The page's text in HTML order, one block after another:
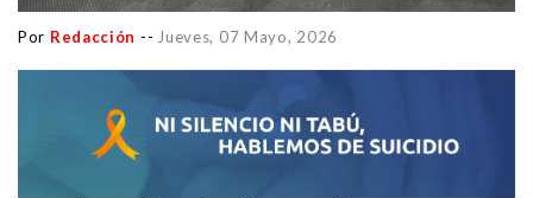
Por Redacción -- Jueves, 07 Mayo, 2026